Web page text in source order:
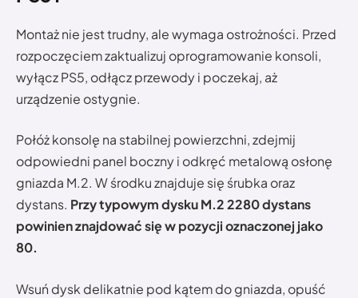
Montaż nie jest trudny, ale wymaga ostrożności. Przed
rozpoczęciem zaktualizuj oprogramowanie konsoli,
wyłącz PS5, odłącz przewody i poczekaj, aż
urządzenie ostygnie.
Połóż konsolę na stabilnej powierzchni, zdejmij
odpowiedni panel boczny i odkręć metalową osłonę
gniazda M.2. W środku znajduje się śrubka oraz
dystans. Przy typowym dysku M.2 2280 dystans
powinien znajdować się w pozycji oznaczonej jako
80.
Wsuń dysk delikatnie pod kątem do gniazda, opuść